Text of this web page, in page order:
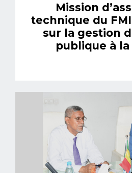
Mission
technique du
sur la gestion
publique à la